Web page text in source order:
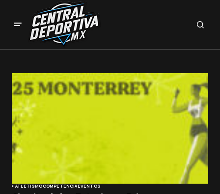
ATLETISMOCOMPETENCIAEVENTOS